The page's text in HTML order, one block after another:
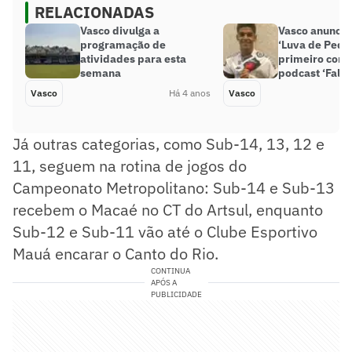
RELACIONADAS
Vasco divulga a
programação de
atividades para esta
semana
Vasco Há 4 anos
Vasco
‘Luva de
primeiro
podcast ‘Fala,
Vasco
Já outras categorias, como Sub-14, 13, 12 e
11, seguem na rotina de jogos do
Campeonato Metropolitano: Sub-14 e Sub-13
recebem o Macaé no CT do Artsul, enquanto
Sub-12 e Sub-11 vão até o Clube Esportivo
Mauá encarar o Canto do Rio.
CONTINUA
APÓS A
PUBLICIDADE